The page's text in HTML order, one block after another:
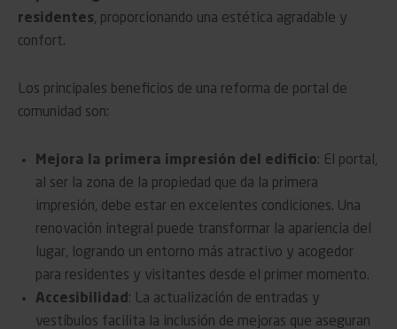
residentes, proporcionando una estética agradable y
confort.
Los principales beneficios de una reforma de portal de
comunidad son:
Mejora la primera impresión del edificio: El portal,
al ser la zona de la propiedad que da la primera
impresión, debe estar en excelentes condiciones. Una
renovación integral puede transformar la apariencia del
lugar, logrando un entorno más atractivo y acogedor
para residentes y visitantes desde el primer momento.
Accesibilidad: La actualización de entradas y
vestíbulos facilita la inclusión de mejoras que aseguran